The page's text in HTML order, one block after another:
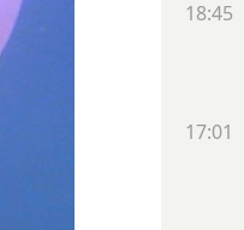
18:45
17:01